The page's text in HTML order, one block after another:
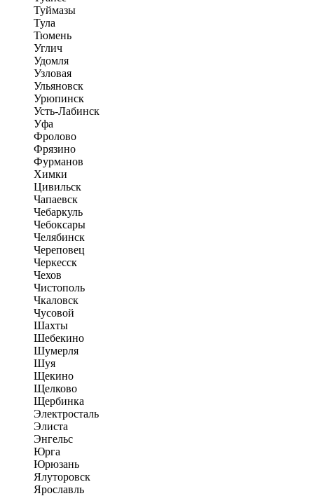
Туймазы
Тула
Тюмень
Углич
Удомля
Узловая
Ульяновск
Урюпинск
Усть-Лабинск
Уфа
Фролово
Фрязино
Фурманов
Химки
Цивильск
Чапаевск
Чебаркуль
Чебоксары
Челябинск
Череповец
Черкесск
Чехов
Чистополь
Чкаловск
Чусовой
Шахты
Шебекино
Шумерля
Шуя
Щекино
Щелково
Щербинка
Электросталь
Элиста
Энгельс
Юрга
Юрюзань
Ялуторовск
Ярославль